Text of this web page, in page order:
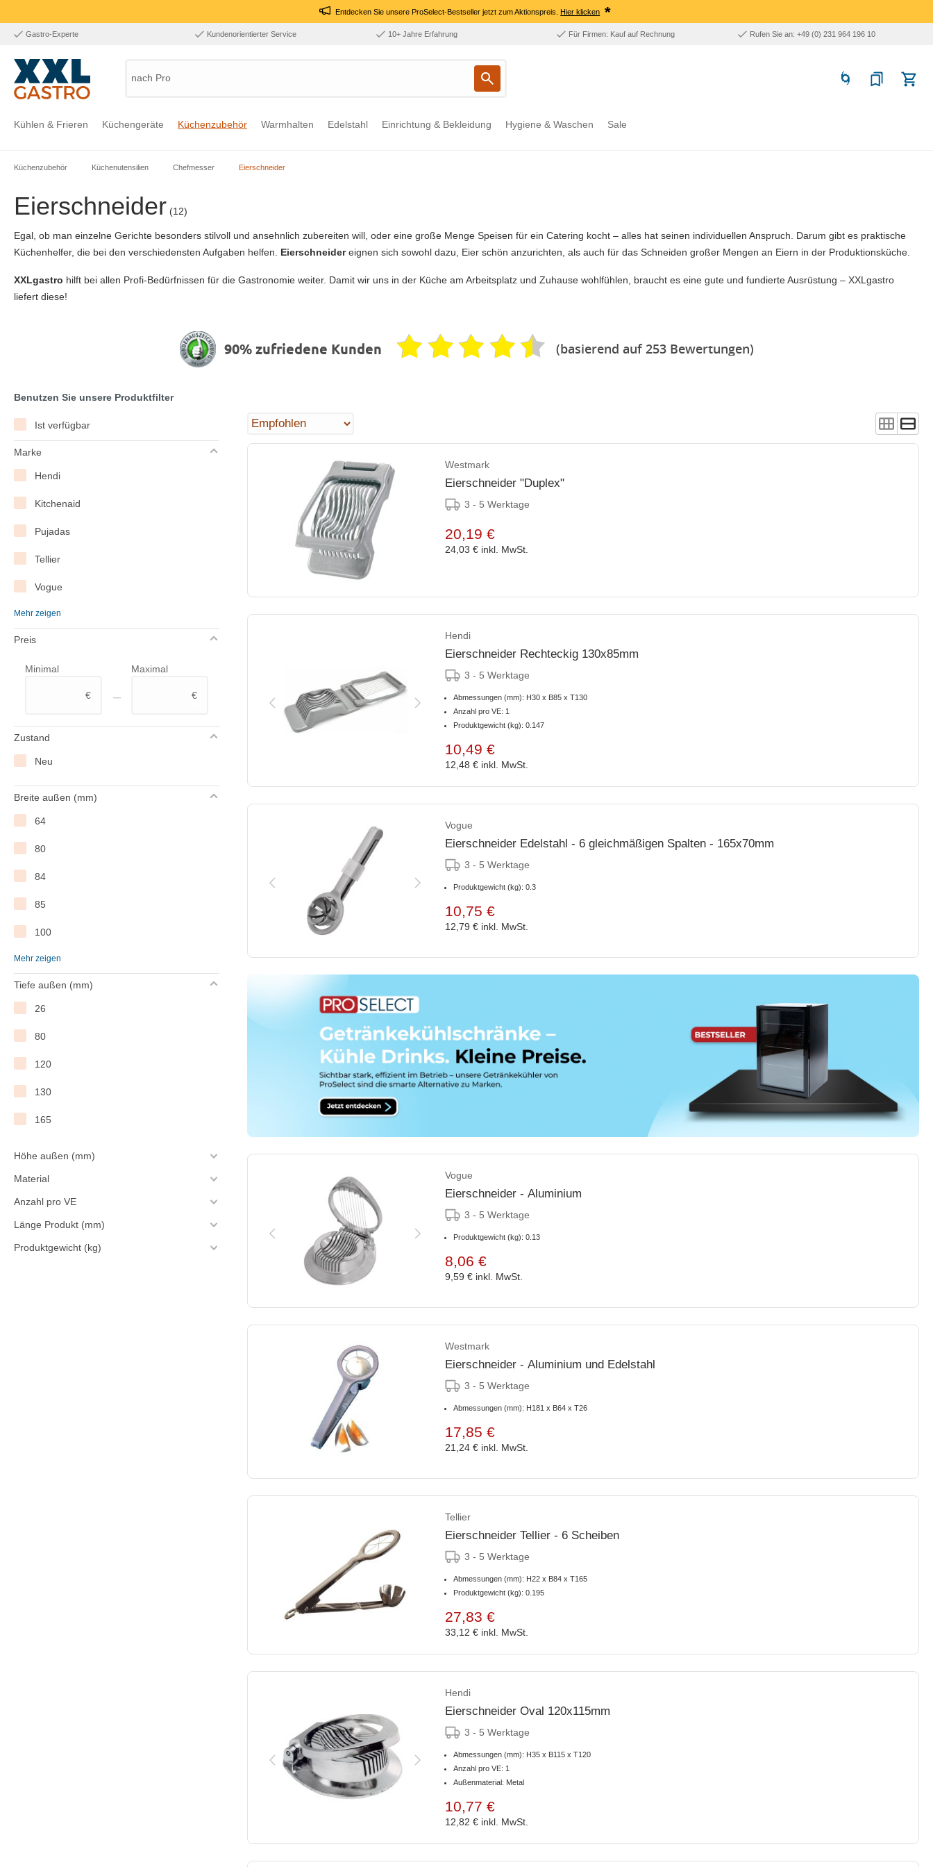
Entdecken Sie unsere ProSelect-Bestseller jetzt zum Aktionspreis.Hier klicken *
Gastro-Experte Kundenorientierter Service 10+ Jahre Erfahrung Für Firmen: Kauf auf Rechnung Rufen Sie an: +49 (0) 231 964 196 10
nach Produkt
Kühlen & Frieren Küchengeräte Küchenzubehör Warmhalten Edelstahl Einrichtung & Bekleidung Hygiene & Waschen Sale
Küchenzubehör Küchenutensilien Chefmesser Eierschneider
Eierschneider (12)
Egal, ob man einzelne Gerichte besonders stilvoll und ansehnlich zubereiten will, oder eine große Menge Speisen für ein Catering kocht – alles hat seinen individuellen Anspruch. Darum gibt es praktische
Küchenhelfer, die bei den verschiedensten Aufgaben helfen.
Eierschneider eignen sich sowohl dazu, Eier schön anzurichten, als auch für das Schneiden großer Mengen an Eiern in der Produktionsküche.
XXLgastro hilft bei allen Profi-Bedürfnissen für die Gastronomie weiter. Damit wir uns in der Küche am Arbeitsplatz und Zuhause wohlfühlen, braucht es eine gute und fundierte Ausrüstung – XXLgastro
liefert diese!
90% zufriedene Kunden (basierend auf 253 Bewertungen)
Benutzen Sie unsere Produktfilter
Ist verfügbar
Marke
Hendi
Kitchenaid
Pujadas
Tellier
Vogue
WAS Germany
Westmark
XXLselect
Mehr zeigen
Preis
Minimal
€ –
Maximal
€
Zustand
Neu
Breite außen (mm)
64
80
84
85
100
105
115
146 mm
Mehr zeigen
Tiefe außen (mm)
26
80
120
130
165
Höhe außen (mm)
Material
Anzahl pro VE
Länge Produkt (mm)
Produktgewicht (kg)
Westmark
Eierschneider "Duplex"
3 - 5 Werktage
20,19 €
24,03 € inkl. MwSt.
Hendi
Eierschneider Rechteckig 130x85mm
3 - 5 Werktage
Abmessungen (mm): H30 x B85 x T130
Anzahl pro VE: 1
Produktgewicht (kg): 0.147
10,49 €
12,48 € inkl. MwSt.
Vogue
Eierschneider Edelstahl - 6 gleichmäßigen Spalten - 165x70mm
3 - 5 Werktage
Produktgewicht (kg): 0.3
10,75 €
12,79 € inkl. MwSt.
Vogue
Eierschneider - Aluminium
3 - 5 Werktage
Produktgewicht (kg): 0.13
8,06 €
9,59 € inkl. MwSt.
Westmark
Eierschneider - Aluminium und Edelstahl
3 - 5 Werktage
Abmessungen (mm): H181 x B64 x T26
17,85 €
21,24 € inkl. MwSt.
Tellier
Eierschneider Tellier - 6 Scheiben
3 - 5 Werktage
Abmessungen (mm): H22 x B84 x T165
Produktgewicht (kg): 0.195
27,83 €
33,12 € inkl. MwSt.
Hendi
Eierschneider Oval 120x115mm
3 - 5 Werktage
Abmessungen (mm): H35 x B115 x T120
Anzahl pro VE: 1
Außenmaterial: Metal
10,77 €
12,82 € inkl. MwSt.